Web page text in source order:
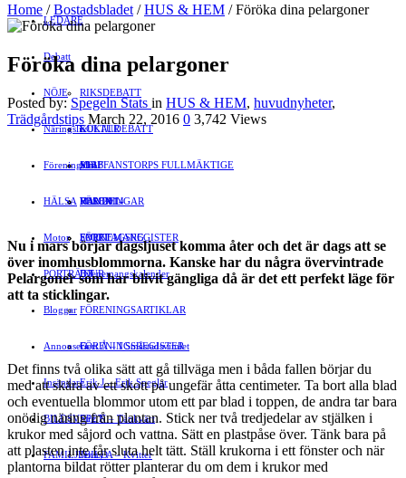
LEDARE
Debatt
RIKSDEBATT
LOKALDEBATT
STAFFANSTORPS FULLMÄKTIGE
VAL 2014
NÖJE
KULTUR
Mat
RESOR
EVENEMANG
Evenemangskalender
Näringsliv
JOBB
HANDEL
FÖRETAGSREGISTER
Föreningsliv
FÖRENINGAR
SPORT
DJUR
FÖRENINGSARTIKLAR
FÖRENINGSREGISTER
HÄLSA
Motor
PORTRÄTT
Bloggar
Gert Å – I Småstadsvimlet
Erik J – Erik Speglar
Stig N – Tänkvärt
Jenny A – Kvitter
Annonsera
Insändare
BILDSVEPET
FAMILJEBILD
Home /Bostadsbladet /HUS & HEM /Föröka dina pelargoner
Föröka dina pelargoner
Posted by: Spegeln Stats in HUS & HEM, huvudnyheter,
Trädgårdstips March 22, 2016 0 3,742 Views
Nu i mars börjar dagsljuset komma åter och det är dags att se
över inomhusblommorna. Kanske har du några övervintrade
Pelargoner som har blivit gängliga då är det ett perfekt läge för
att ta sticklingar.
Det finns två olika sätt att gå tillväga men i båda fallen börjar du
med att skära av ett skott på ungefär åtta centimeter. Ta bort alla blad
och eventuella blommor utom ett par blad i toppen, de andra tar bara
onödig näring från plantan. Stick ner två tredjedelar av stjälken i
krukor med såjord och vattna. Sätt en plastpåse över. Tänk bara på
att plasten inte får sluta helt tätt. Ställ krukorna i ett fönster och när
plantorna bildat rötter planterar du om dem i krukor med